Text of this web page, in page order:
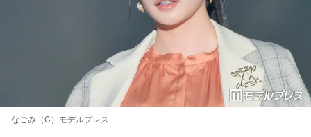
なごみ（C）モデルプレス